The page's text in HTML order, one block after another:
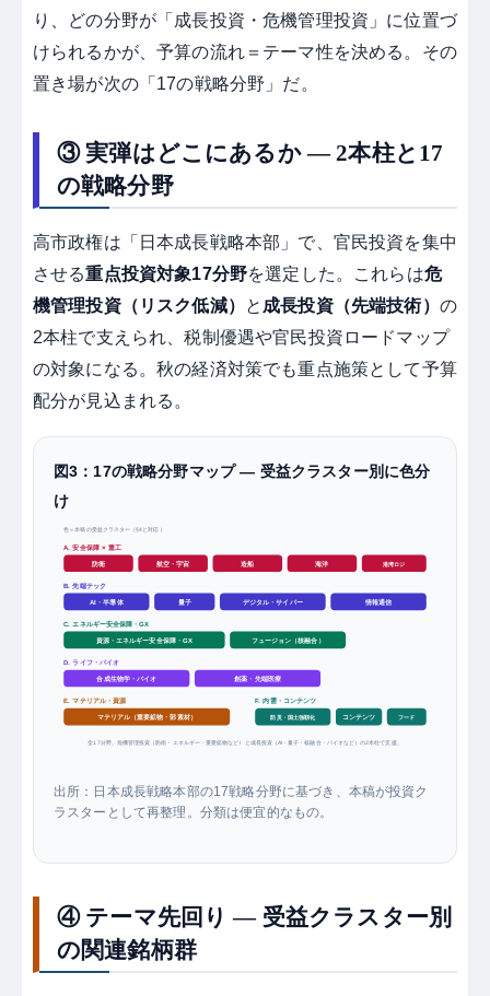
り、どの分野が「成長投資・危機管理投資」に位置づ
けられるかが、予算の流れ＝テーマ性を決める。その
置き場が次の「17の戦略分野」だ。
③ 実弾はどこにあるか ― 2本柱と17
の戦略分野
高市政権は「日本成長戦略本部」で、官民投資を集中
させる重点投資対象17分野を選定した。これらは危
機管理投資（リスク低減）
と 成長投資（先端技術） の
2本柱で支えられ、税制優遇や官民投資ロードマップ
の対象になる。秋の経済対策でも重点施策として予算
配分が見込まれる。
図3：17の戦略分野マップ ― 受益クラスター別に色分
け
色＝本稿の受益クラスター（§4と対応）
A. 安全保障 × 重工
防衛 航空・宇宙 造船 海洋 港湾ロジ
B. 先端テック
AI・半導体 量子 デジタル・サイバー 情報通信
C. エネルギー安全保障・GX
資源・エネルギー安全保障・GX フュージョン（核融合）
D. ライフ・バイオ
合成生物学・バイオ 創薬・先端医療
E. マテリアル・資源
マテリアル（重要鉱物・部素材）
F. 内需・コンテンツ
防災・国土強靱化 コンテンツ フード
全17分野。危機管理投資（防衛・エネルギー・重要鉱物など）と成長投資（AI・量子・核融合・バイオなど）の2本柱で支援。
出所：日本成長戦略本部の17戦略分野に基づき、本稿が投資ク
ラスターとして再整理。分類は便宜的なもの。
④ テーマ先回り ― 受益クラスター別
の関連銘柄群